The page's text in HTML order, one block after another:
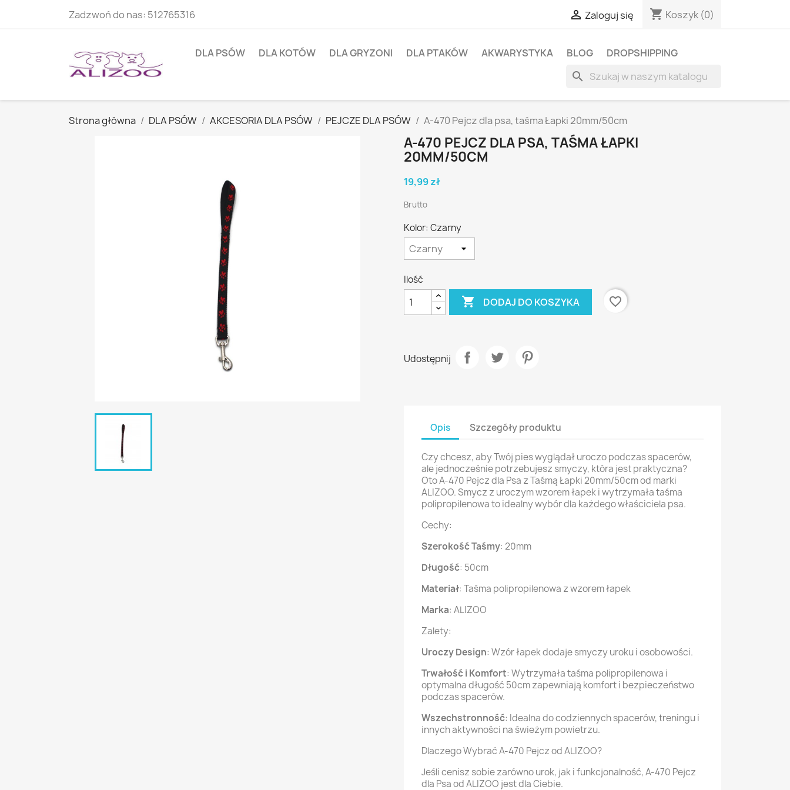
Zadzwoń do nas: 512765316  Zaloguj się shopping_cart Koszyk (0)
DLA PSÓW DLA KOTÓW DLA GRYZONI DLA PTAKÓW AKWARYSTYKA BLOG DROPSHIPPING
search
Strona główna DLA PSÓW AKCESORIA DLA PSÓW PEJCZE DLA PSÓW A-470 Pejcz dla psa, taśma Łapki 20mm/50cm
A-470 PEJCZ DLA PSA, TAŚMA ŁAPKI
20MM/50CM
19,99 zł
Brutto
Kolor: Czarny
Ilość
 DODAJ DO KOSZYKA favorite_border
Udostępnij
Opis Szczegóły produktu
Czy chcesz, aby Twój pies wyglądał uroczo podczas spacerów,
ale jednocześnie potrzebujesz smyczy, która jest praktyczna?
Oto A-470 Pejcz dla Psa z Taśmą Łapki 20mm/50cm od marki
ALIZOO. Smycz z uroczym wzorem łapek i wytrzymała taśma
polipropilenowa to idealny wybór dla każdego właściciela psa.
Cechy:
Szerokość Taśmy: 20mm
Długość: 50cm
Materiał: Taśma polipropilenowa z wzorem łapek
Marka: ALIZOO
Zalety:
Uroczy Design: Wzór łapek dodaje smyczy uroku i osobowości.
Trwałość i Komfort: Wytrzymała taśma polipropilenowa i
optymalna długość 50cm zapewniają komfort i bezpieczeństwo
podczas spacerów.
Wszechstronność: Idealna do codziennych spacerów, treningu i
innych aktywności na świeżym powietrzu.
Dlaczego Wybrać A-470 Pejcz od ALIZOO?
Jeśli cenisz sobie zarówno urok, jak i funkcjonalność, A-470 Pejcz
dla Psa od ALIZOO jest dla Ciebie.